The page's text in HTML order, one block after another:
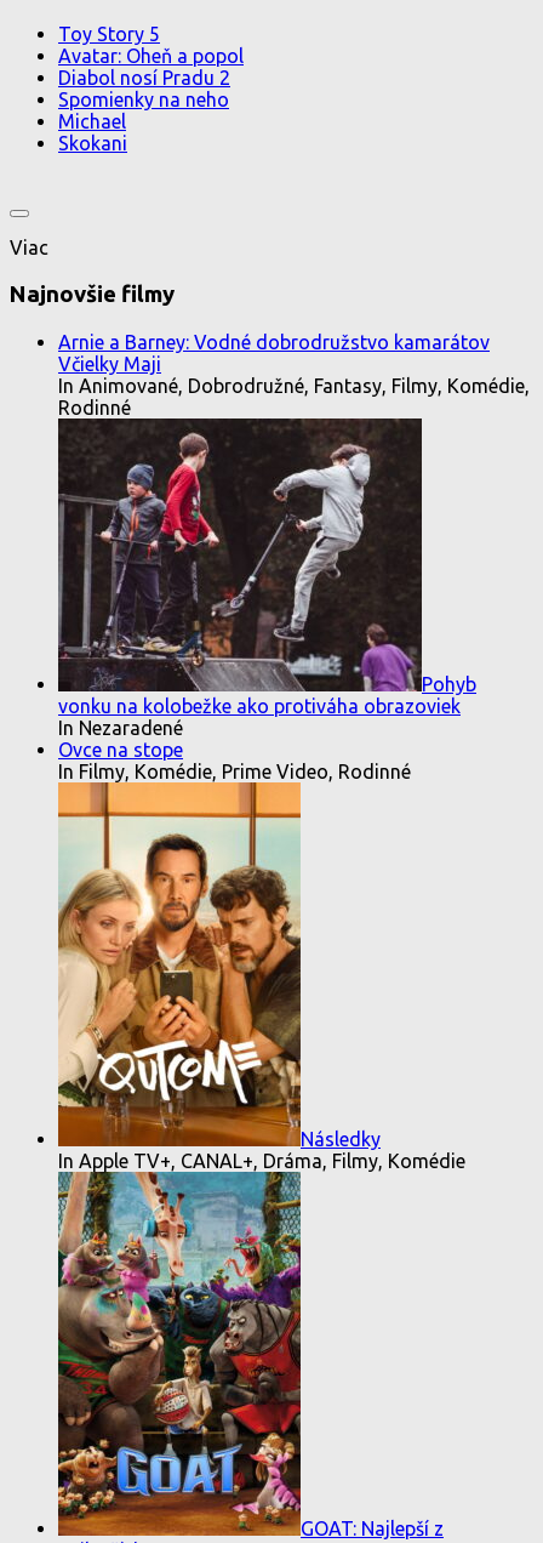
Toy Story 5
Avatar: Oheň a popol
Diabol nosí Pradu 2
Spomienky na neho
Michael
Skokani
Viac
Najnovšie filmy
Arnie a Barney: Vodné dobrodružstvo kamarátov
Včielky Maji
In Animované, Dobrodružné, Fantasy, Filmy, Komédie,
Rodinné
Pohyb
vonku na kolobežke ako protiváha obrazoviek
In Nezaradené
Ovce na stope
In Filmy, Komédie, Prime Video, Rodinné
Následky
In Apple TV+, CANAL+, Dráma, Filmy, Komédie
GOAT: Najlepší z